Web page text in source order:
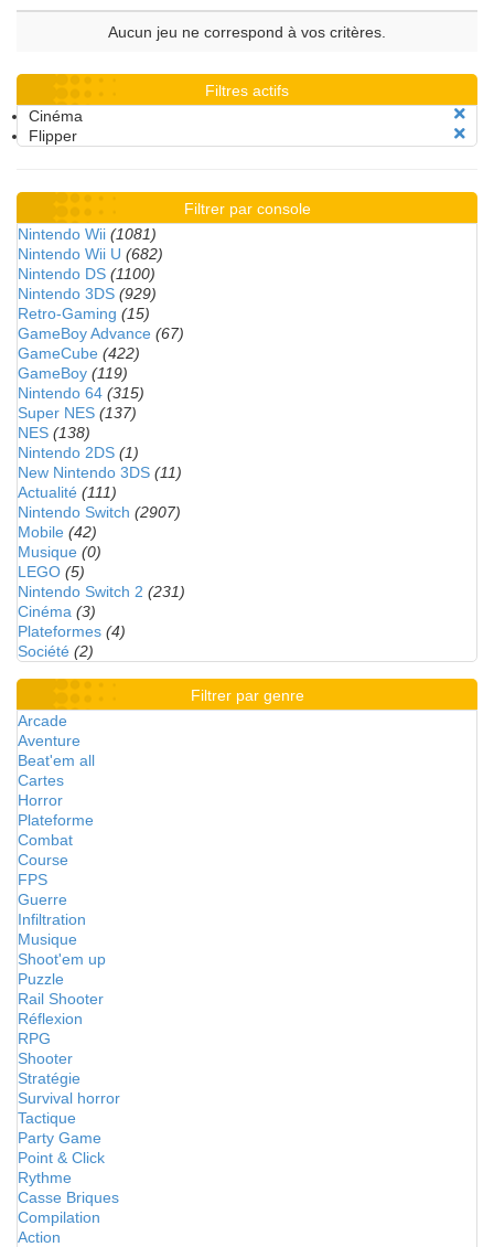
Aucun jeu ne correspond à vos critères.
Filtres actifs
Cinéma
Flipper
Filtrer par console
Nintendo Wii (1081)
Nintendo Wii U (682)
Nintendo DS (1100)
Nintendo 3DS (929)
Retro-Gaming (15)
GameBoy Advance (67)
GameCube (422)
GameBoy (119)
Nintendo 64 (315)
Super NES (137)
NES (138)
Nintendo 2DS (1)
New Nintendo 3DS (11)
Actualité (111)
Nintendo Switch (2907)
Mobile (42)
Musique (0)
LEGO (5)
Nintendo Switch 2 (231)
Cinéma (3)
Plateformes (4)
Société (2)
Filtrer par genre
Arcade
Aventure
Beat'em all
Cartes
Horror
Plateforme
Combat
Course
FPS
Guerre
Infiltration
Musique
Shoot'em up
Puzzle
Rail Shooter
Réflexion
RPG
Shooter
Stratégie
Survival horror
Tactique
Party Game
Point & Click
Rythme
Casse Briques
Compilation
Action